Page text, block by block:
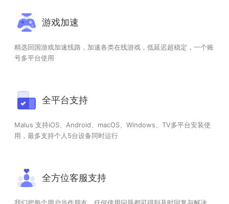
游戏加速
精选回国游戏加速线路，加速各类在线游戏，低延迟超稳定，一个账
号多平台使用
全平台支持
Malus 支持iOS、Android、macOS、Windows、TV多平台安装使
用，最多支持个人5台设备同时运行
全方位客服支持
我们把每个用户当作朋友，任何使用问题都可得到及时回复与解决，